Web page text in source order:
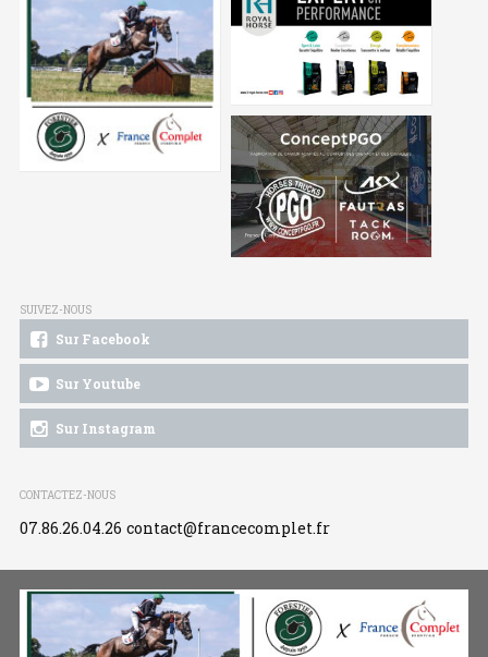
SUIVEZ-NOUS
Sur Facebook
Sur Youtube
Sur Instagram
CONTACTEZ-NOUS
07.86.26.04.26 contact@francecomplet.fr